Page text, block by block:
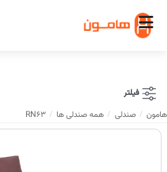
فیلتر
هامون
صندلی همه صندلی ها RN63